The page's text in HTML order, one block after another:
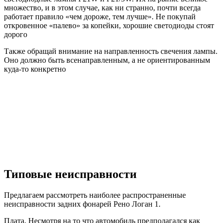
множество, и в этом случае, как ни странно, почти всегда
работает правило «чем дороже, тем лучше». Не покупай
откровенное «палево» за копейки, хорошие светодиоды стоят
дорого
Также обращай внимание на направленность свечения лампы.
Оно должно быть всенаправленным, а не ориентированным
куда-то конкретно
Типовые неисправности
Предлагаем рассмотреть наиболее распространенные
неисправности задних фонарей Рено Логан 1.
Плата. Несмотря на то что автомобиль предполагался как